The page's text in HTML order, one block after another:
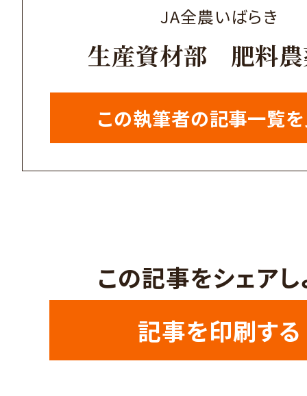
JA全農いばらき
生産資材部 肥料
この執筆者の記事一覧
この記事をシェアし
記事を印刷する